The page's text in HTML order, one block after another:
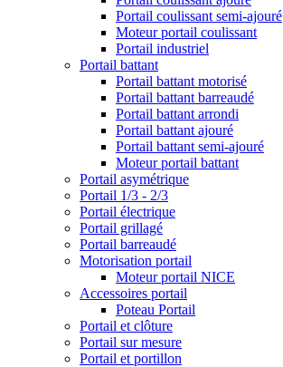
Portail coulissant semi-ajouré
Moteur portail coulissant
Portail industriel
Portail battant
Portail battant motorisé
Portail battant barreaudé
Portail battant arrondi
Portail battant ajouré
Portail battant semi-ajouré
Moteur portail battant
Portail asymétrique
Portail 1/3 - 2/3
Portail électrique
Portail grillagé
Portail barreaudé
Motorisation portail
Moteur portail NICE
Accessoires portail
Poteau Portail
Portail et clôture
Portail sur mesure
Portail et portillon